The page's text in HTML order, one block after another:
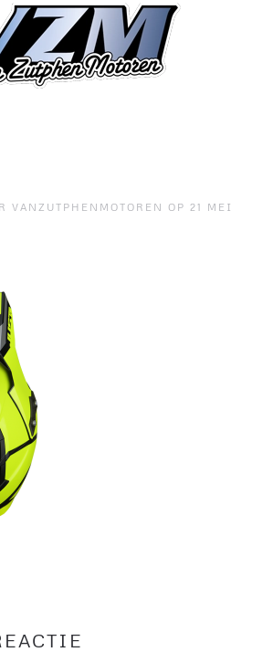
de inhoud gaan
VANZUTPHENMOTOREN OP 21 MEI